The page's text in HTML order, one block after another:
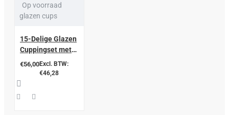
Op voorraad
glazen cups
15-Delige Glazen
Cuppingset met
Siliconen Ventiel,
PC Vacuümpomp
en Luxe Koffer
€56,00Excl. BTW:
€46,28